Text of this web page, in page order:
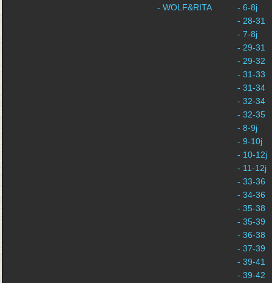
- WOLF&RITA
- 6-8j
- 28-31
- 7-8j
- 29-31
- 29-32
- 31-33
- 31-34
- 32-34
- 32-35
- 8-9j
- 9-10j
- 10-12j
- 11-12j
- 33-36
- 34-36
- 35-38
- 35-39
- 36-38
- 37-39
- 39-41
- 39-42